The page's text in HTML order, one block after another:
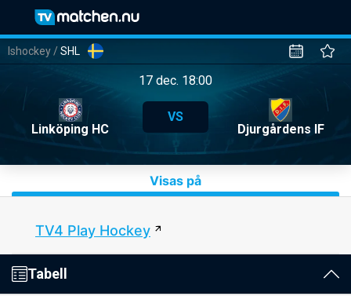
Ishockey /SHL
17 dec. 18:00
Linköping HC
VS
Djurgårdens IF
Visas på
TV4 Play Hockey
Tabell